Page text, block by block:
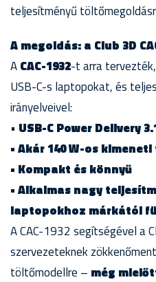
teljesítményű
A megoldás: a Club 3D
ACAC-1932-t arra
USB-C-s laptopokat, és
irányelveivel:
• USB-C Power Delivery
• Akár 140 W-os
• Kompakt és könnyű
• Alkalmas nagy
laptopokhoz márkától
A CAC-1932 segítségével a
szervezeteknek
töltőmodellre – még